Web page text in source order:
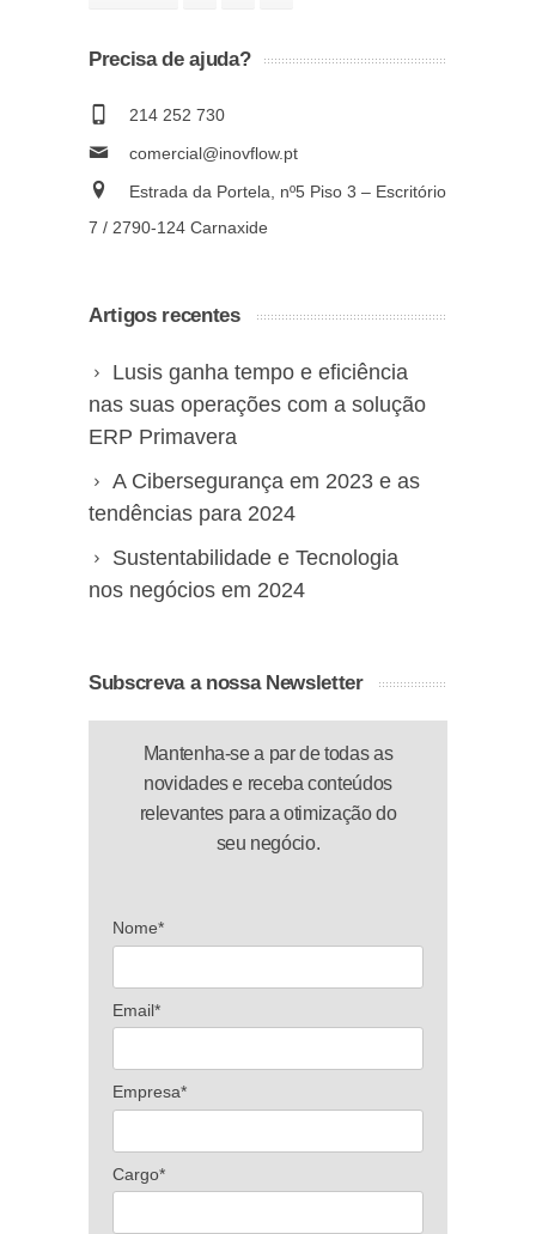
Precisa de ajuda?
214 252 730
comercial@inovflow.pt
Estrada da Portela, nº5 Piso 3 – Escritório
7 / 2790-124 Carnaxide
Artigos recentes
Lusis ganha tempo e eficiência
nas suas operações com a solução
ERP Primavera
A Cibersegurança em 2023 e as
tendências para 2024
Sustentabilidade e Tecnologia
nos negócios em 2024
Subscreva a nossa Newsletter
Mantenha-se a par de todas as
novidades e receba conteúdos
relevantes para a otimização do
seu negócio.
Nome*
Email*
Empresa*
Cargo*